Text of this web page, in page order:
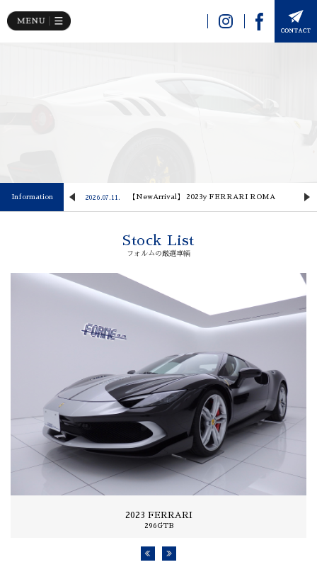
Information
Lusso 2026.07.11. 【NewArrival】 2023y FERRARI ROMA
Stock List
フォルムの厳選車輌
2023 FERRARI
296GTB